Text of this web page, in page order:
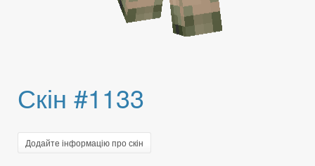
Скін #1133
Додайте інформацію про скін